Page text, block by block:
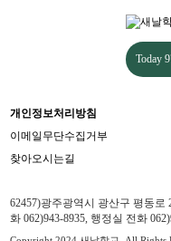
Today
개인정보처리방침
이메일무단수집거부
찾아오시는길
62457)광주광역시 광산구 평동로
화 062)943-8935, 행정실 전화